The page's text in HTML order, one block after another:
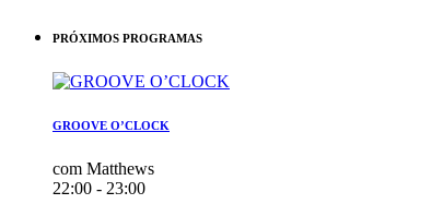
PRÓXIMOS PROGRAMAS
GROOVE O’CLOCK
com Matthews
22:00 - 23:00